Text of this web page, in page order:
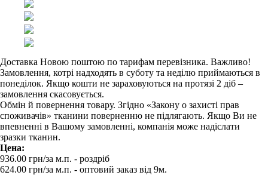
Доставка Новою поштою по тарифам перевізника. Важливо!
Замовлення, котрі надходять в суботу та неділю приймаються в
понеділок. Якщо кошти не зараховуються на протязі 2 діб –
замовлення скасовується.
Обмін й повернення товару. Згідно «Закону о захисті прав
споживачів» тканини поверненню не підлягають. Якщо Ви не
впевненні в Вашому замовленні, компанія може надіслати
зразки тканин.
Цена:
936.00 грн/за м.п. - роздрiб
624.00 грн/за м.п. - оптовий заказ вiд 9м.